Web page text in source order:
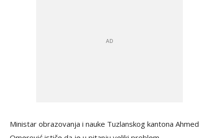
Ministar obrazovanja i nauke Tuzlanskog kantona Ahmed